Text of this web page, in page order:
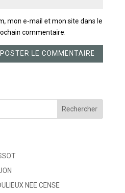
mon e-mail et mon site dans le
commentaire.
NEE CENSE